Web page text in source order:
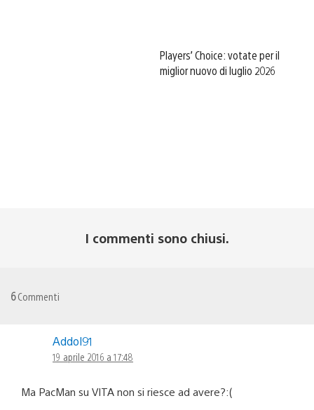
Players’ Choice: votate per il
miglior nuovo di luglio 2026
I commenti sono chiusi.
6Commenti
Addol91
19 aprile 2016 a 17:48
Ma PacMan su VITA non si riesce ad avere?:(